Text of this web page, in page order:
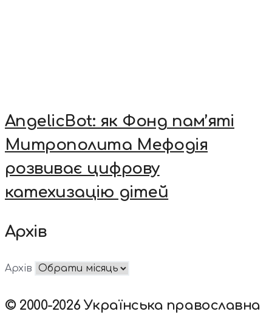
AngelicBot: як Фонд пам’яті
Митрополита Мефодія
розвиває цифрову
катехизацію дітей
Архів
Архів
© 2000-2026 Українська православна